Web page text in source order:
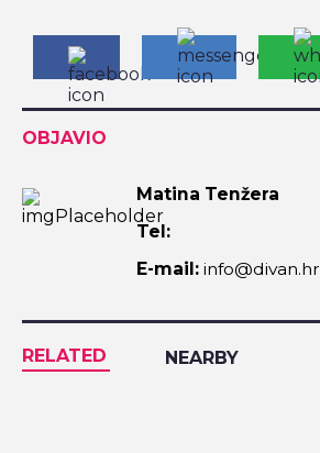
OBJAVIO
Matina Tenžera
Tel:
E-mail: info@divan.hr
RELATED NEARBY